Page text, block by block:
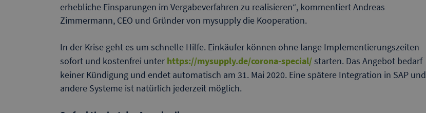
erhebliche Einsparungen im Vergabeverfahren zu realisieren“, kommentiert Andreas
Zimmermann, CEO und Gründer von mysupply die Kooperation.
In der Krise geht es um schnelle Hilfe. Einkäufer können ohne lange Implementierungszeiten
sofort und kostenfrei unter https://mysupply.de/corona-special/starten. Das Angebot bedarf
keiner Kündigung und endet automatisch am 31. Mai 2020. Eine spätere Integration in SAP und
andere Systeme ist natürlich jederzeit möglich.